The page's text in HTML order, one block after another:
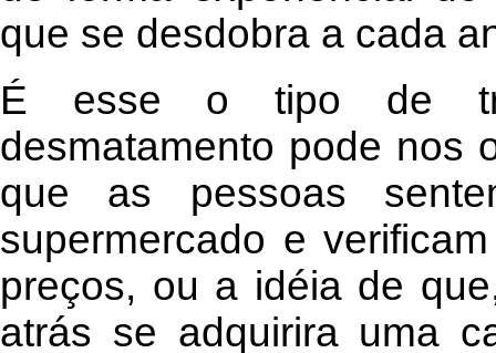
que se desdobra a cada
É esse o tipo de
desmatamento pode nos
que as pessoas
supermercado e
preços, ou a idéia de
atrás se adquirira uma